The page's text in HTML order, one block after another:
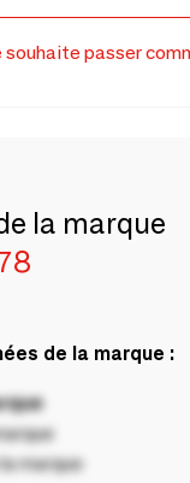
souhaite passer
la marque
de la marque :
marque